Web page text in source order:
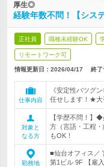
厚生◎
経験年数不問！【シス
正社員 職種未経験OK
リモートワーク可
情報更新日：2026/04/17 終了
仕事内容
《安定性バツグ
任せします！★大
対象と
なる方
【学歴不問！】
方（言語・工程
もOK！
勤務地
■仙台オフィス／
第1ビル 9F 【雇